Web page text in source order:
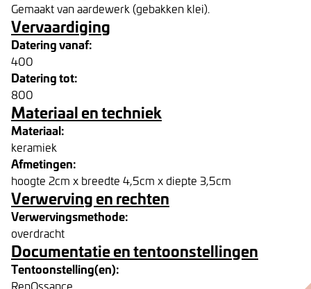
Gemaakt van aardewerk (gebakken klei).
Vervaardiging
Datering vanaf:
400
Datering tot:
800
Materiaal en techniek
Materiaal:
keramiek
Afmetingen:
hoogte 2cm x breedte 4,5cm x diepte 3,5cm
Verwerving en rechten
Verwervingsmethode:
overdracht
Documentatie en tentoonstellingen
Tentoonstelling(en):
RenOssance